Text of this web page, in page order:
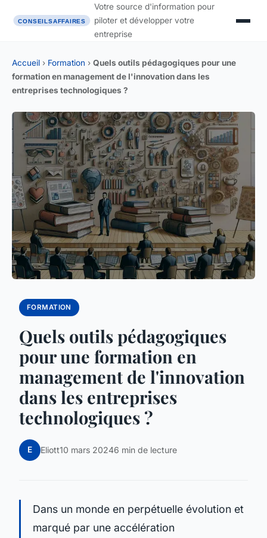
Votre source d'information pour
piloter et développer votre
entreprise
Accueil › Formation › Quels outils pédagogiques pour une
formation en management de l'innovation dans les
entreprises technologiques ?
FORMATION
Quels outils pédagogiques
pour une formation en
management de l'innovation
dans les entreprises
technologiques ?
E Eliott10 mars 20246 min de lecture
Dans un monde en perpétuelle évolution et
marqué par une accélération